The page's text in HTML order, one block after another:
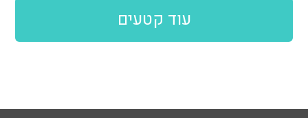
עוד קטעים